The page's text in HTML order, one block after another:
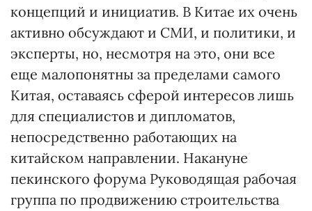
концепций и инициатив. В Китае их очень
активно обсуждают и СМИ, и политики, и
эксперты, но, несмотря на это, они все
еще малопонятны за пределами самого
Китая, оставаясь сферой интересов лишь
для специалистов и дипломатов,
непосредственно работающих на
китайском направлении. Накануне
пекинского форума Руководящая рабочая
группа по продвижению строительства